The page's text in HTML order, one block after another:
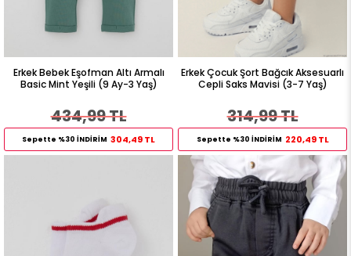
Erkek Bebek Eşofman Altı Armalı
Basic Mint Yeşili (9 Ay-3 Yaş)
434,99 TL
Sepette %30 İNDİRİM 304,49 TL
Erkek Çocuk Şort Bağcık Aksesuarlı
Cepli Saks Mavisi (3-7 Yaş)
314,99 TL
Sepette %30 İNDİRİM 220,49 TL